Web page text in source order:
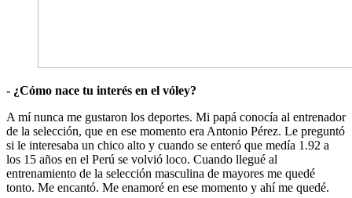
- ¿Cómo nace tu interés en el vóley?
A mí nunca me gustaron los deportes. Mi papá conocía al entrenador
de la selección, que en ese momento era Antonio Pérez. Le preguntó
si le interesaba un chico alto y cuando se enteró que medía 1.92 a
los 15 años en el Perú se volvió loco. Cuando llegué al
entrenamiento de la selección masculina de mayores me quedé
tonto. Me encantó. Me enamoré en ese momento y ahí me quedé.